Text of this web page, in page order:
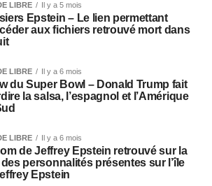
LIBRE Il y a 5 mois
Epstein – Le lien permettant
aux fichiers retrouvé mort dans
LIBRE Il y a 6 mois
du Super Bowl – Donald Trump fait
la salsa, l’espagnol et l’Amérique
LIBRE Il y a 6 mois
de Jeffrey Epstein retrouvé sur la
des personnalités présentes sur l’île
Epstein